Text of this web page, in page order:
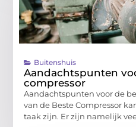
Buitenshuis
Aandachtspunten
compressor
Aandachtspunten voor de
van de Beste Compressor
taak zijn. Er zijn namelijk